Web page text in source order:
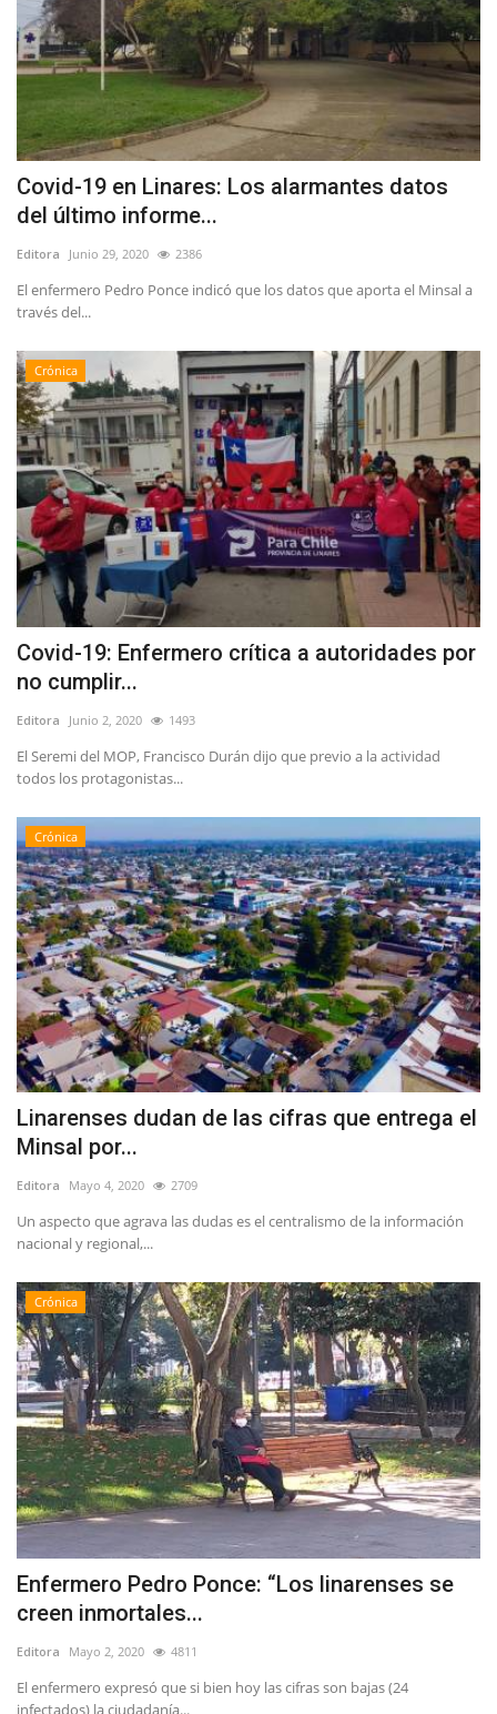
Covid-19 en Linares: Los alarmantes datos
del último informe...
Editora Junio 29, 2020 2386
El enfermero Pedro Ponce indicó que los datos que aporta el Minsal a
través del...
Crónica
Covid-19: Enfermero crítica a autoridades por
no cumplir...
Editora Junio 2, 2020 1493
El Seremi del MOP, Francisco Durán dijo que previo a la actividad
todos los protagonistas...
Crónica
Linarenses dudan de las cifras que entrega el
Minsal por...
Editora Mayo 4, 2020 2709
Un aspecto que agrava las dudas es el centralismo de la información
nacional y regional,...
Crónica
Enfermero Pedro Ponce: “Los linarenses se
creen inmortales...
Editora Mayo 2, 2020 4811
El enfermero expresó que si bien hoy las cifras son bajas (24
infectados) la ciudadanía...